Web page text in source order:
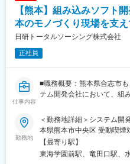
・オフィスワーク（書類・
管 ）
・全体スケジュールの確認
・職人さんへの連絡、現場
・報告書等の作成・整理
・データ入力、電話応対等
■働き方：
土日祝休みが基本で、プロ
す。
■未経験の社員が多数活躍し
フリーターや大学中退から
【熊本】組み込みソフト
本のモノづくり現場を支
日研トータルソーシング株式会社
正社員
仕事内容
■職務概要：熊本県合志市
テム開発会社において、組
半導体製造装置の組み込み
・開発工程（詳細設計～テ
・開発言語（C、C++）
■当社の魅力：【日本のモ
勤務地
＜勤務地詳細＞システム開
本県熊本市中央区 受動喫煙
の定める事業所
【最寄り駅】
東海学園前駅、竜田口駅、